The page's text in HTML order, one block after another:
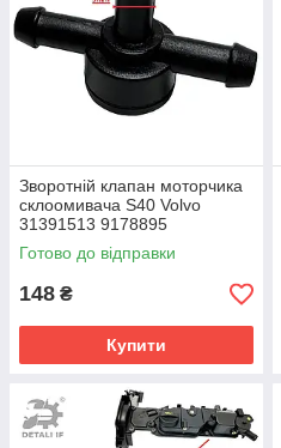
Зворотній клапан моторчика
склоомивача S40 Volvo
31391513 9178895
Готово до відправки
148 ₴
Купити